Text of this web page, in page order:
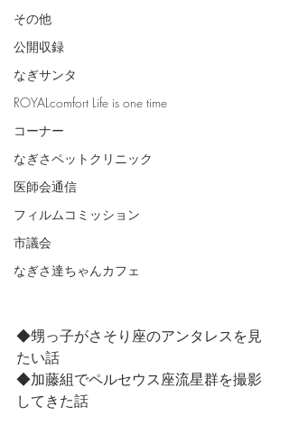
その他
公開収録
なぎサンタ
ROYALcomfort Life is one time
コーナー
なぎさペットクリニック
医師会通信
フィルムコミッション
市議会
なぎさ達ちゃんカフェ
◆甥っ子がさそり座のアンタレスを見
たい話
◆加藤組でペルセウス座流星群を撮影
してきた話